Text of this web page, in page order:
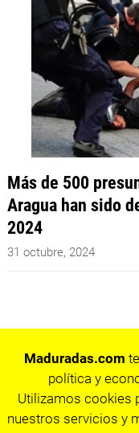
Más de 500
Aragua han sido
2024
31 octubre, 2024
Maduradas.com
política y
Utilizamos cookies
nuestros servicios y